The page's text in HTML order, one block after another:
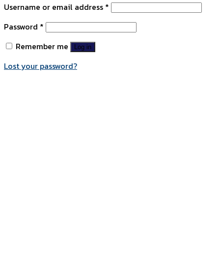
Username or email address *
Password *
Remember me
Log in
Lost your password?